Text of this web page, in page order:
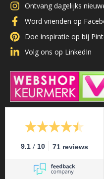
Ontvang dagelijks
Word vrienden op
Doe inspiratie op bij
Volg ons op LinkedIn
9.1 / 10 71 reviews